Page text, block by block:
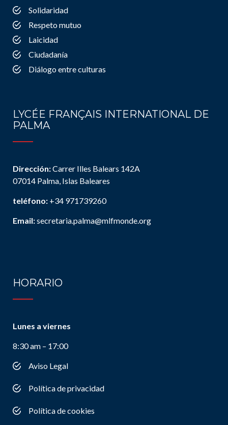
Solidaridad
Respeto mutuo
Laicidad
Ciudadanía
Diálogo entre culturas
LYCÉE FRANÇAIS INTERNATIONAL DE
PALMA
Dirección:Carrer Illes Balears 142A
07014 Palma, Islas Baleares
teléfono: +34 971739260
Email:secretaria.palma@mlfmonde.org
HORARIO
Lunes a viernes
8:30 am – 17:00
Aviso Legal
Política de privacidad
Política de cookies